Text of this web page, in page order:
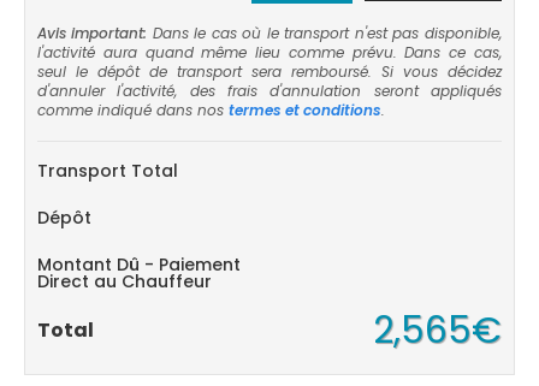
Avis important: Dans le cas où le transport n'est pas disponible,
l'activité aura quand même lieu comme prévu. Dans ce cas,
seul le dépôt de transport sera remboursé. Si vous décidez
d'annuler l'activité, des frais d'annulation seront appliqués
comme indiqué dans nos termes et conditions.
Transport Total
Dépôt
Montant Dû - Paiement
Direct au Chauffeur
Total 2,565€